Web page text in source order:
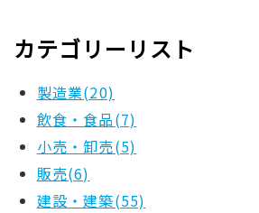
カテゴリーリスト
製造業(20)
飲食・食品(7)
小売・卸売(5)
販売(6)
建設・建築(55)